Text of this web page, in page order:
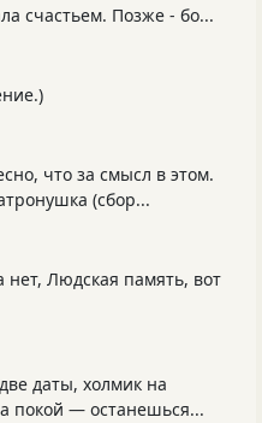
счастьем. Позже - бо...
что за смысл в этом.
(сбор...
нет, Людская память, вот
даты, холмик на
покой — останешься...